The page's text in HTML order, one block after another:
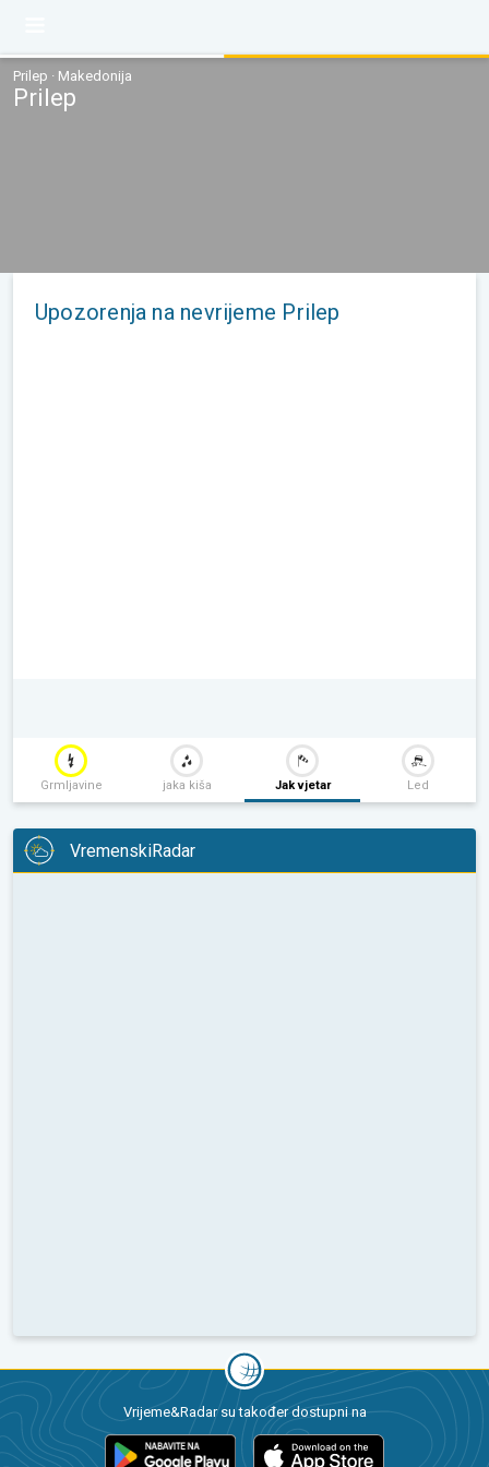
Prilep · Makedonija
Prilep
Upozorenja na nevrijeme Prilep
Grmljavine jaka kiša Jak vjetar Led
VremenskiRadar
Vrijeme&Radar su također dostupni na